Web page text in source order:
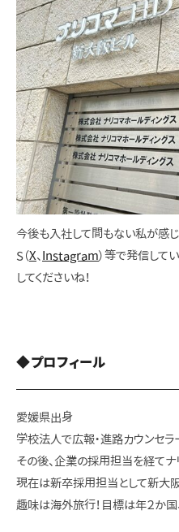
今後も入社して間もない私が感
S（X、 Instagram）等で発信して
してくださいね！
◆プロフィール
愛媛県出身
学校法人で広報・進路カウンセラ
その後、企業の採用担当を経てナ
現在は新卒採用担当として新大
趣味は海外旅行！目標は年２か